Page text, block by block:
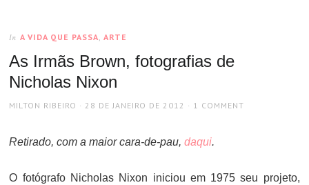
In A VIDA QUE PASSA,ARTE
As Irmãs Brown, fotografias de
Nicholas Nixon
AUTHOR
MILTON RIBEIRO
POSTED
28 DE JANEIRO DE 2012 1 COMMENT
Retirado, com a maior cara-de-pau,daqui.
O fotógrafo Nicholas Nixon iniciou em 1975 seu projeto,